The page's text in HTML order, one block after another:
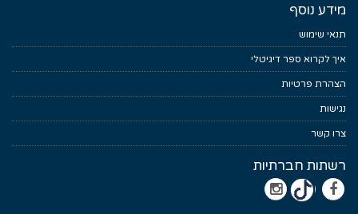
מידע נוסף
תנאי שימוש
איך לקרוא ספר דיגיטלי
הצהרת פרטיות
נגישות
צרו קשר
רשתות חברתיות